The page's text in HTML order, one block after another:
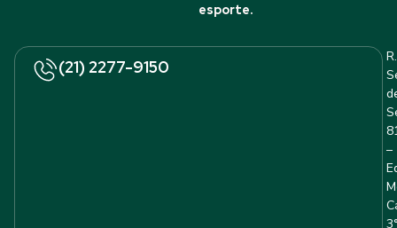
esporte.
(21) 2277-9150
R.
–